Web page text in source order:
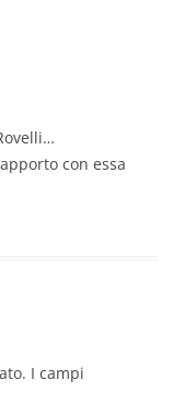
con essa
I campi